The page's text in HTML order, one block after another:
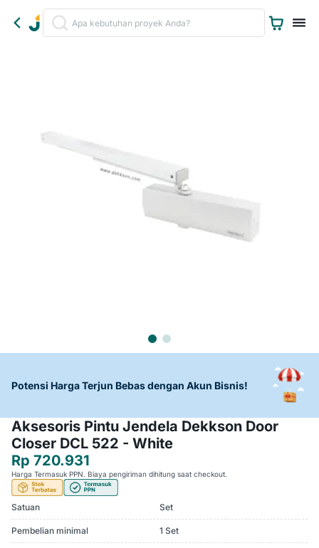
Potensi Harga Terjun Bebas dengan Akun Bisnis!
Aksesoris Pintu Jendela Dekkson Door
Closer DCL 522 - White
Rp 720.931
Harga Termasuk PPN. Biaya pengiriman dihitung saat checkout.
Satuan Set
Pembelian minimal 1 Set